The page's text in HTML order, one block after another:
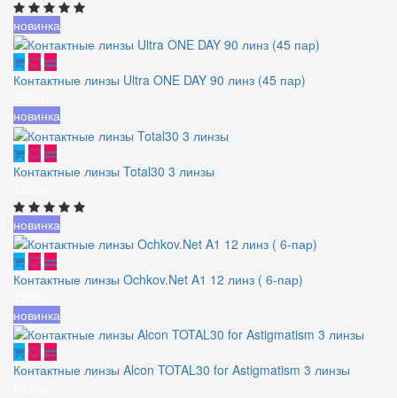
новинка
Контактные линзы Ultra ONE DAY 90 линз (45 пар)
новинка
Контактные линзы Total30 3 линзы
новинка
Контактные линзы Ochkov.Net A1 12 линз ( 6-пар)
новинка
Контактные линзы Alcon TOTAL30 for Astigmatism 3 линзы